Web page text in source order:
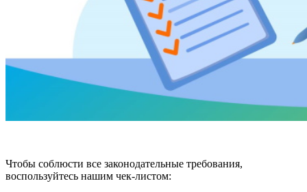
Чтобы соблюсти все законодательные требования,
воспользуйтесь нашим чек-листом: